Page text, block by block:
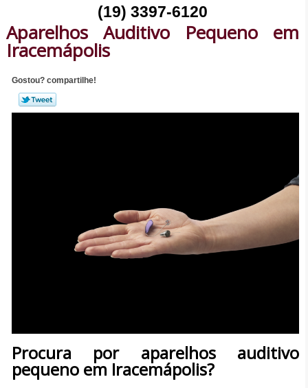
(19) 3397-6120
Aparelhos Auditivo Pequeno em
Iracemápolis
Gostou? compartilhe!
Procura por aparelhos auditivo
pequeno em Iracemápolis?